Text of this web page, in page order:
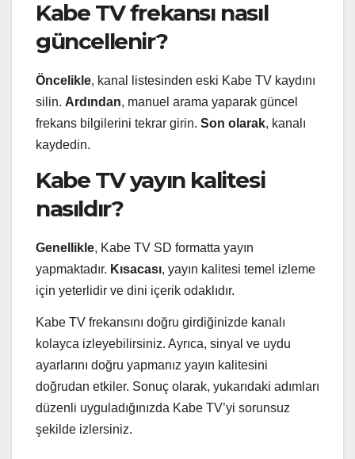
Kabe TV frekansı nasıl
güncellenir?
Öncelikle, kanal listesinden eski Kabe TV kaydını
silin. Ardından, manuel arama yaparak güncel
frekans bilgilerini tekrar girin. Son olarak, kanalı
kaydedin.
Kabe TV yayın kalitesi
nasıldır?
Genellikle, Kabe TV SD formatta yayın
yapmaktadır. Kısacası, yayın kalitesi temel izleme
için yeterlidir ve dini içerik odaklıdır.
Kabe TV frekansını doğru girdiğinizde kanalı
kolayca izleyebilirsiniz. Ayrıca, sinyal ve uydu
ayarlarını doğru yapmanız yayın kalitesini
doğrudan etkiler. Sonuç olarak, yukarıdaki adımları
düzenli uyguladığınızda Kabe TV’yi sorunsuz
şekilde izlersiniz.